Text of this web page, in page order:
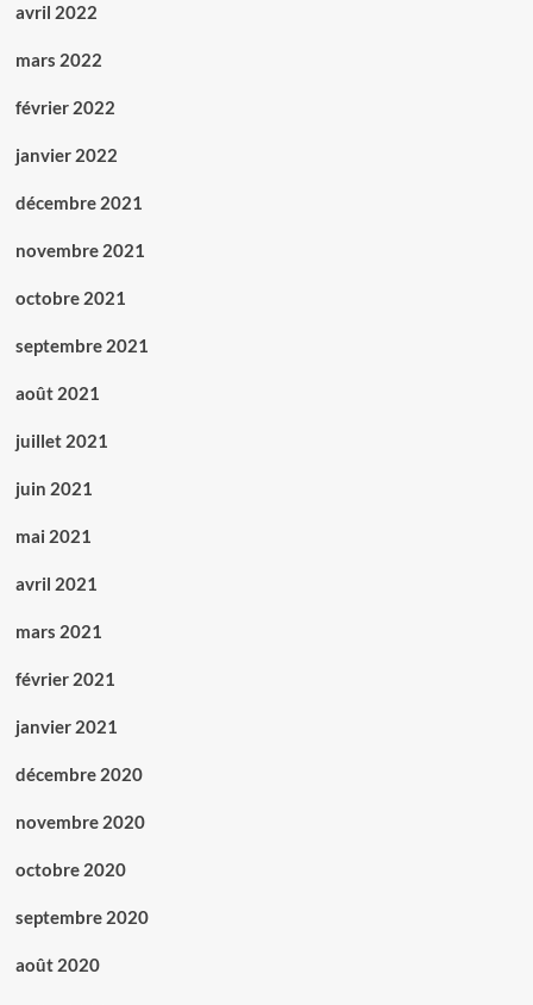
avril 2022
mars 2022
février 2022
janvier 2022
décembre 2021
novembre 2021
octobre 2021
septembre 2021
août 2021
juillet 2021
juin 2021
mai 2021
avril 2021
mars 2021
février 2021
janvier 2021
décembre 2020
novembre 2020
octobre 2020
septembre 2020
août 2020